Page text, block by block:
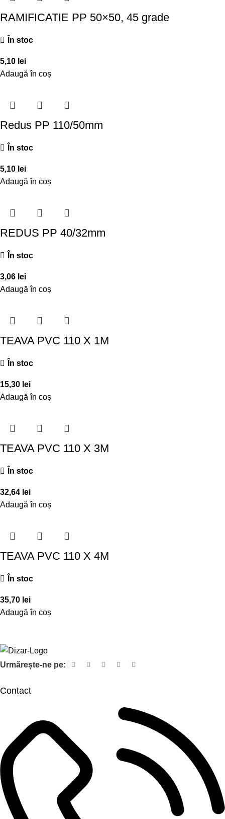
RAMIFICATIE PP 50×50, 45 grade
În stoc
5,10 lei
Adaugă în coș
Redus PP 110/50mm
În stoc
5,10 lei
Adaugă în coș
REDUS PP 40/32mm
În stoc
3,06 lei
Adaugă în coș
TEAVA PVC 110 X 1M
În stoc
15,30 lei
Adaugă în coș
TEAVA PVC 110 X 3M
În stoc
32,64 lei
Adaugă în coș
TEAVA PVC 110 X 4M
În stoc
35,70 lei
Adaugă în coș
Urmărește-ne pe:
Contact